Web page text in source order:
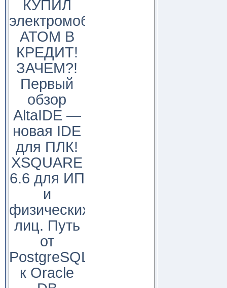
КУПИЛ
электромобиль
АТОМ В
КРЕДИТ!
ЗАЧЕМ?!
Первый
обзор
AltaIDE —
новая IDE
для ПЛК!
XSQUARE
6.6 для ИП
и
физических
лиц. Путь
от
PostgreSQL
к Oracle